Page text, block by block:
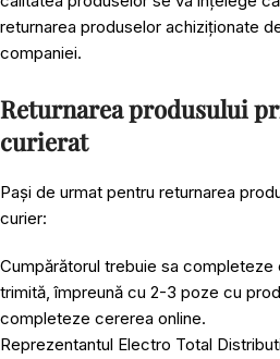
returnarea produselor achiziționate
companiei.
Returnarea produsului
curierat
Pași de urmat pentru returnarea
curier:
Cumpărătorul trebuie sa
trimită, împreună cu 2-3 poze cu
completeze cererea online.
Reprezentantul Electro Total